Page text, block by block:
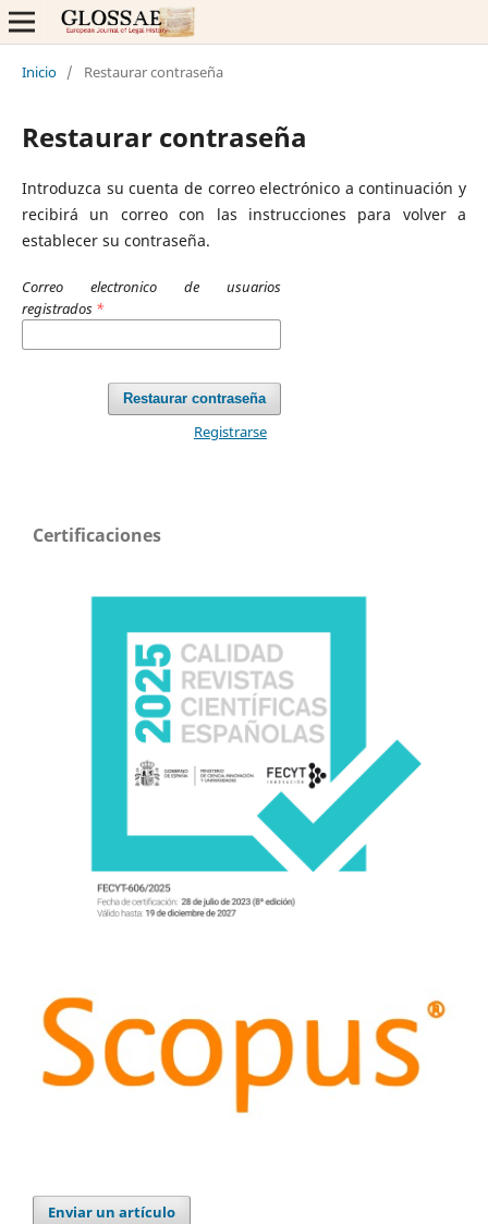
Inicio / Restaurar contraseña
Restaurar contraseña
Introduzca su cuenta de correo electrónico a continuación y
recibirá un correo con las instrucciones para volver a
establecer su contraseña.
Correo electronico de usuarios
registrados *
Restaurar contraseña
Registrarse
Certificaciones
Enviar un artículo